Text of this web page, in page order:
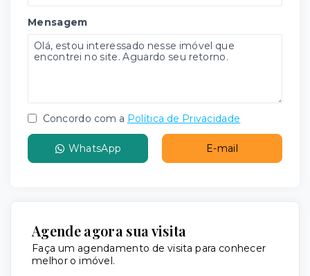
Mensagem
Concordo com a Política de Privacidade
WhatsApp E-mail
Agende agora sua visita
Faça um agendamento de visita para conhecer
melhor o imóvel.